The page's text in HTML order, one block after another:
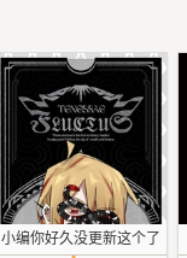
小编你好久没更新这个了